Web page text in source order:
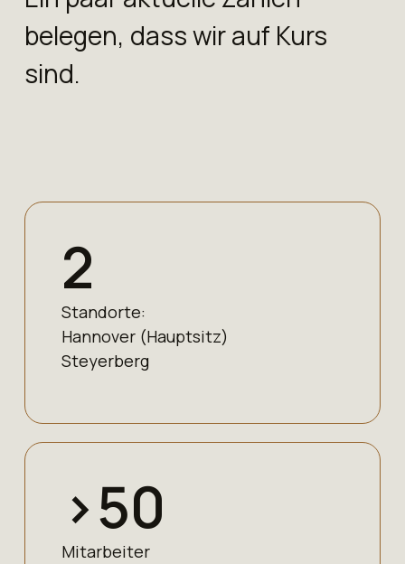
belegen, dass wir auf Kurs
sind.
2
Standorte:
Hannover (Hauptsitz)
Steyerberg
>50
Mitarbeiter